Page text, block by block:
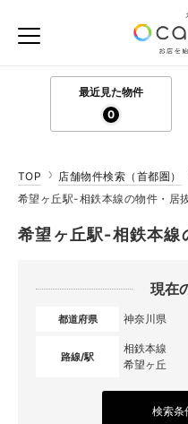
最近見た物件
0
TOP
店舗物件検索（首都圏）
希望ヶ丘駅-相鉄本線の物件・居
希望ヶ丘駅-相鉄本線
現在
都道府県 神奈川県
路線/駅
相鉄本線
希望ヶ丘
検索条